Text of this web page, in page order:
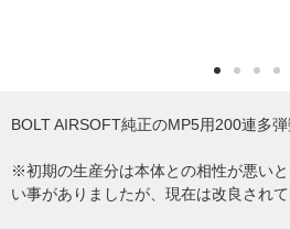
BOLT AIRSOFT純正のMP5用200連多弾
※初期の生産分は本体との相性が悪い
い事がありましたが、現在は改良されて